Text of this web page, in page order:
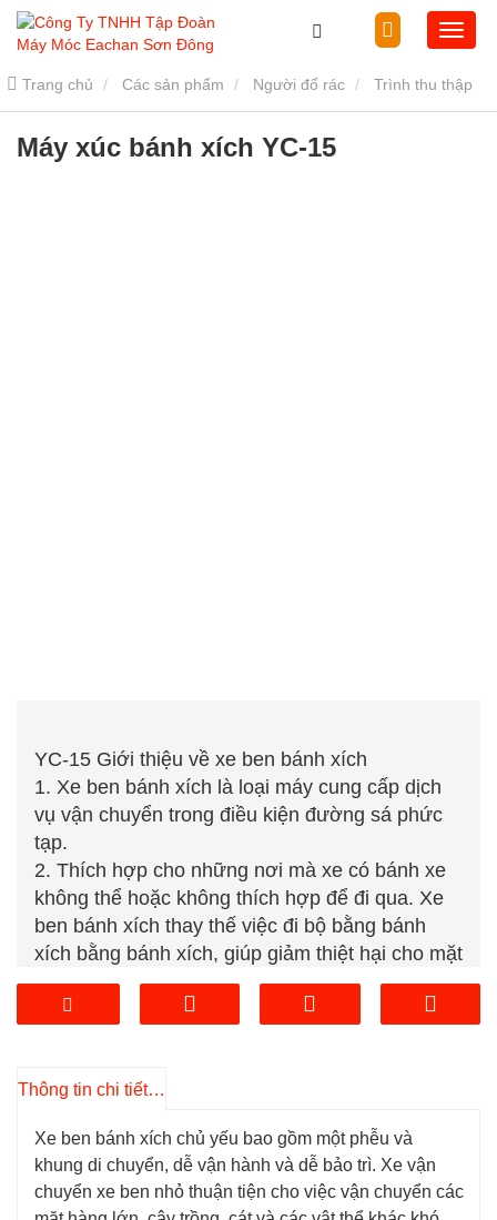
Trang chủ Các sản phẩm Người đổ rác Trình thu thập
thông tin Máy xúc bánh xích YC-15
Máy xúc bánh xích YC-15
YC-15 Giới thiệu về xe ben bánh xích
1. Xe ben bánh xích là loại máy cung cấp dịch
vụ vận chuyển trong điều kiện đường sá phức
tạp.
2. Thích hợp cho những nơi mà xe có bánh xe
không thể hoặc không thích hợp để đi qua. Xe
ben bánh xích thay thế việc đi bộ bằng bánh
xích bằng bánh xích, giúp giảm thiệt hại cho mặt
đất. Đồng thời, thiết bị đi bộ bánh xích giúp
giảm áp suất trên một đơn vị diện tích của máy
đồng cỏ, tuyết và điều kiện đường mềm. đất
3. Xe ben đường ray có góc tiếp cận và góc
thoát lớn hơn, đồng thời với cùng kích thước
lốp, có khả năng đi qua các hố và vũng bùn sâu
Thông tin chi tiết sản phẩm
Xe ben bánh xích chủ yếu bao gồm một phễu và
khung di chuyển, dễ vận hành và dễ bảo trì. Xe vận
chuyển xe ben nhỏ thuận tiện cho việc vận chuyển các